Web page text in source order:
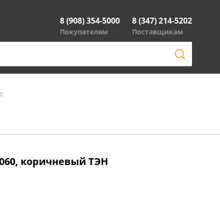
8 (908) 354-5000
Покупателям
8 (347) 214-5202
Поставщикам
коричневый ТЭН